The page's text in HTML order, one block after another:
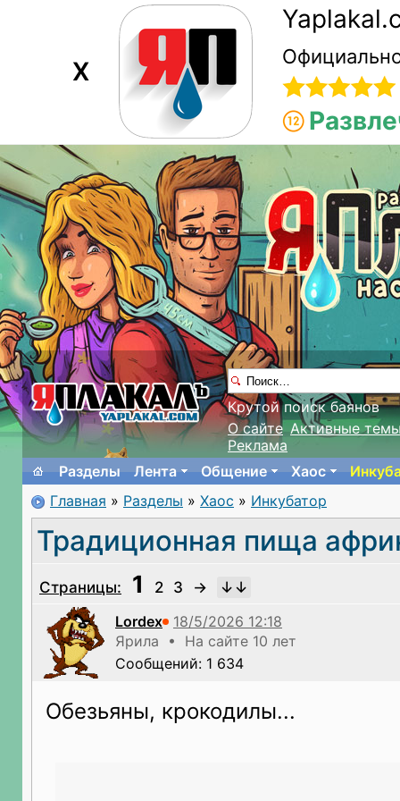
X
Крутой поиск баянов
О сайте Активные
Реклама
Разделы
Лента Общение Хаос
Главная » Разделы » Хаос » Инкубатор
Традиционная пища
Страницы: 1 2 3
→
Lordex
Ярила • На сайте 10 лет
Сообщений: 1 634
Обезьяны, крокодилы...